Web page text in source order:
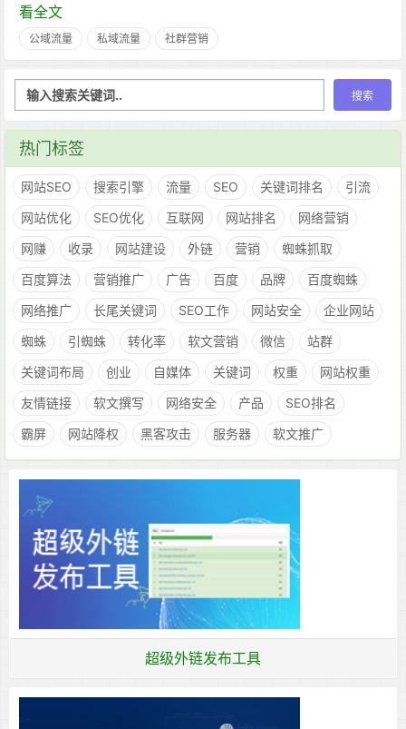
看全文
公域流量 私域流量 社群营销
热门标签
网站SEO 搜索引擎 流量 SEO 关键词排名
引流
网站优化
SEO优化 互联网 网站排名
网络营销
网赚
收录 网站建设 外链 营销
蜘蛛抓取
百度算法
营销推广 广告 百度 品牌
百度蜘蛛
网络推广
长尾关键词 SEO工作 网站安全
企业网站
蜘蛛
引蜘蛛 转化率 软文营销 微信
站群
关键词布局
创业 自媒体 关键词 权重
网站权重
友情链接
软文撰写 网络安全 产品
SEO排名
霸屏
网站降权 黑客攻击 服务器 软文推广
超级外链发布工具